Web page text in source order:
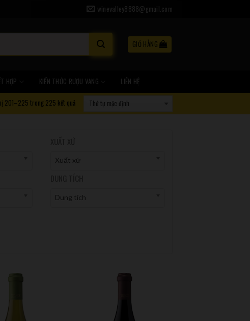
winevalley8888@gmail.com
GIỎ HÀNG
HỢP KIẾN THỨC RƯỢU VANG LIÊN HỆ
201–225 trong 225 kết quả
Xuất xứ
Dung tích